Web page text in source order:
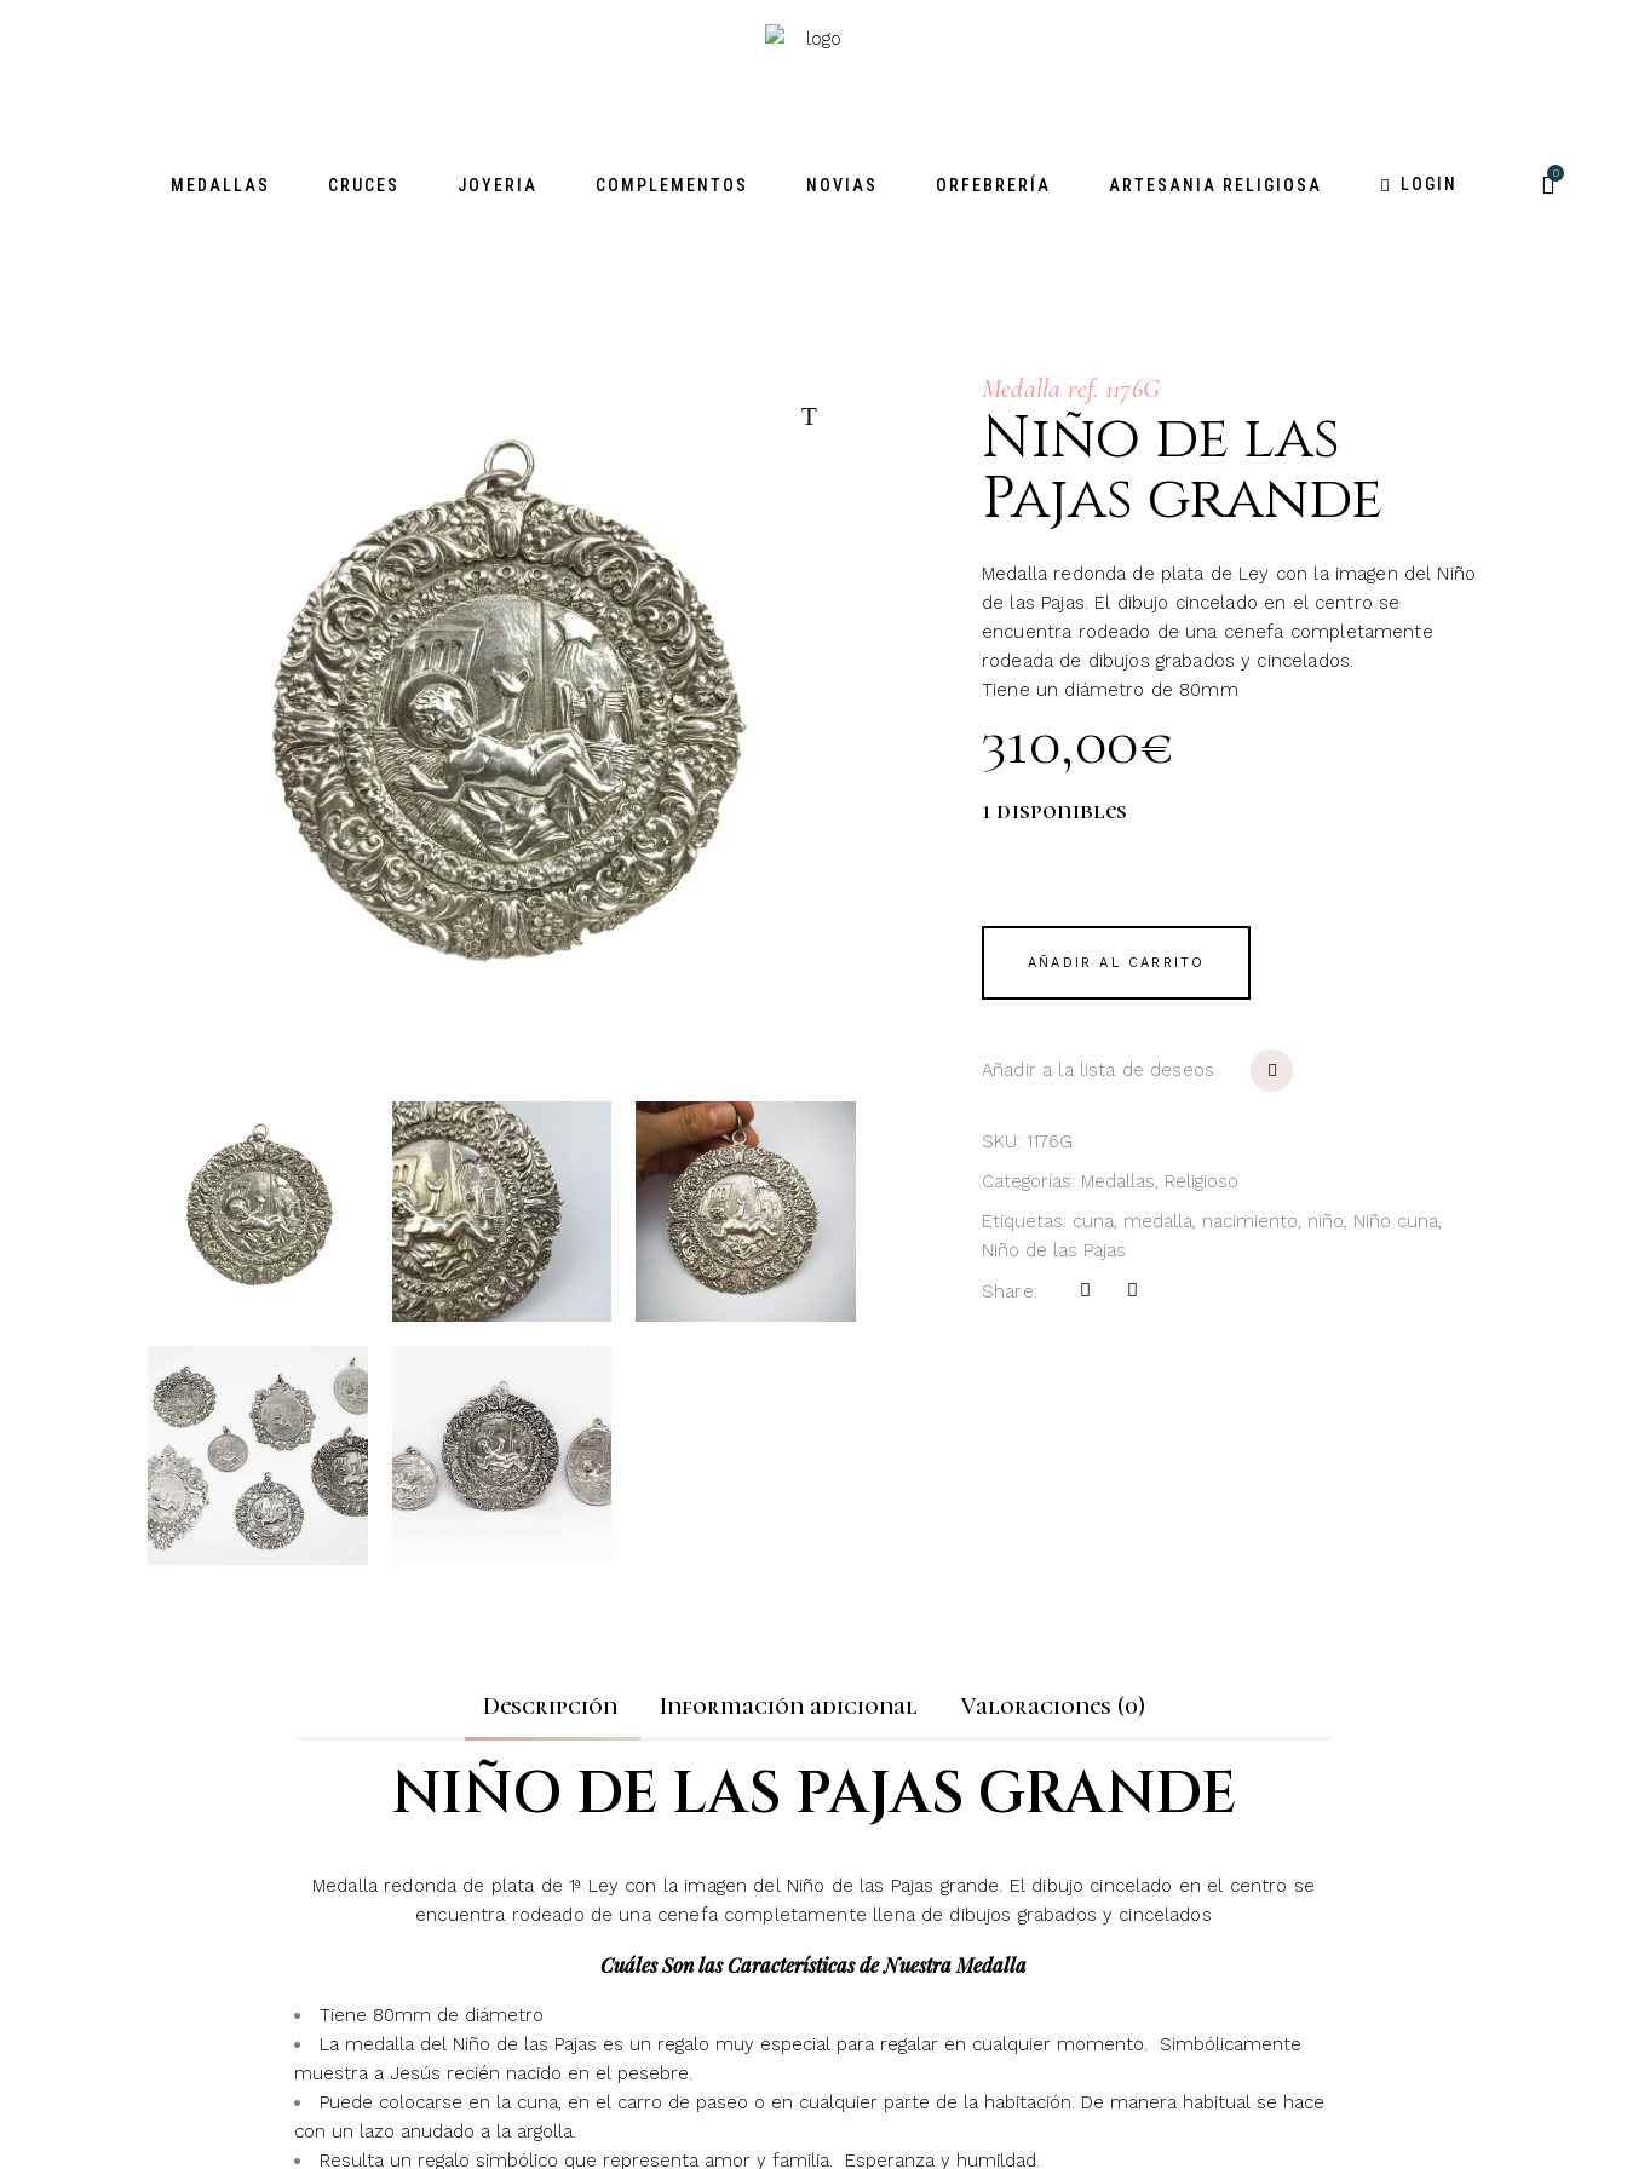
MEDALLAS CRUCES JOYERIA COMPLEMENTOS NOVIAS ORFEBRERÍA ARTESANIA RELIGIOSA LOGIN
0
Medalla ref. 1176G
Niño de las
Pajas grande
Medalla redonda de plata de Ley con la imagen del Niño
de las Pajas. El dibujo cincelado en el centro se
encuentra rodeado de una cenefa completamente
rodeada de dibujos grabados y cincelados.
Tiene un diámetro de 80mm
310,00€
1 disponibles
AÑADIR AL CARRITO
Añadir a la lista de deseos
SKU: 1176G
Categorías: Medallas, Religioso
Etiquetas: cuna, medalla, nacimiento, niño, Niño cuna,
Niño de las Pajas
Share:
Descripción Información adicional Valoraciones (0)
NIÑO DE LAS PAJAS GRANDE
Medalla redonda de plata de 1ª Ley con la imagen del Niño de las Pajas grande. El dibujo cincelado en el centro se
encuentra rodeado de una cenefa completamente llena de dibujos grabados y cincelados
Cuáles Son las Características de Nuestra Medalla
Tiene 80mm de diámetro
La medalla del Niño de las Pajas es un regalo muy especial para regalar en cualquier momento. Simbólicamente
muestra a Jesús recién nacido en el pesebre.
Puede colocarse en la cuna, en el carro de paseo o en cualquier parte de la habitación. De manera habitual se hace
con un lazo anudado a la argolla.
Resulta un regalo simbólico que representa amor y familia. Esperanza y humildad.